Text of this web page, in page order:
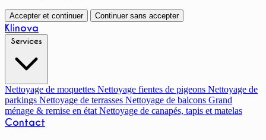
Accepter et continuer Continuer sans accepter
Klinova
Nettoyage de moquettes Nettoyage fientes de pigeons Nettoyage de
parkings Nettoyage de terrasses Nettoyage de balcons Grand
ménage & remise en état Nettoyage de canapés, tapis et matelas
Contact